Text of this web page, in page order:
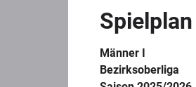
Spielplan
Männer I
Bezirksoberliga